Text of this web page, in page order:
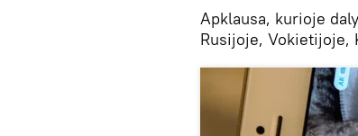
Apklausa, kurioje
Rusijoje, Vokietijoje,